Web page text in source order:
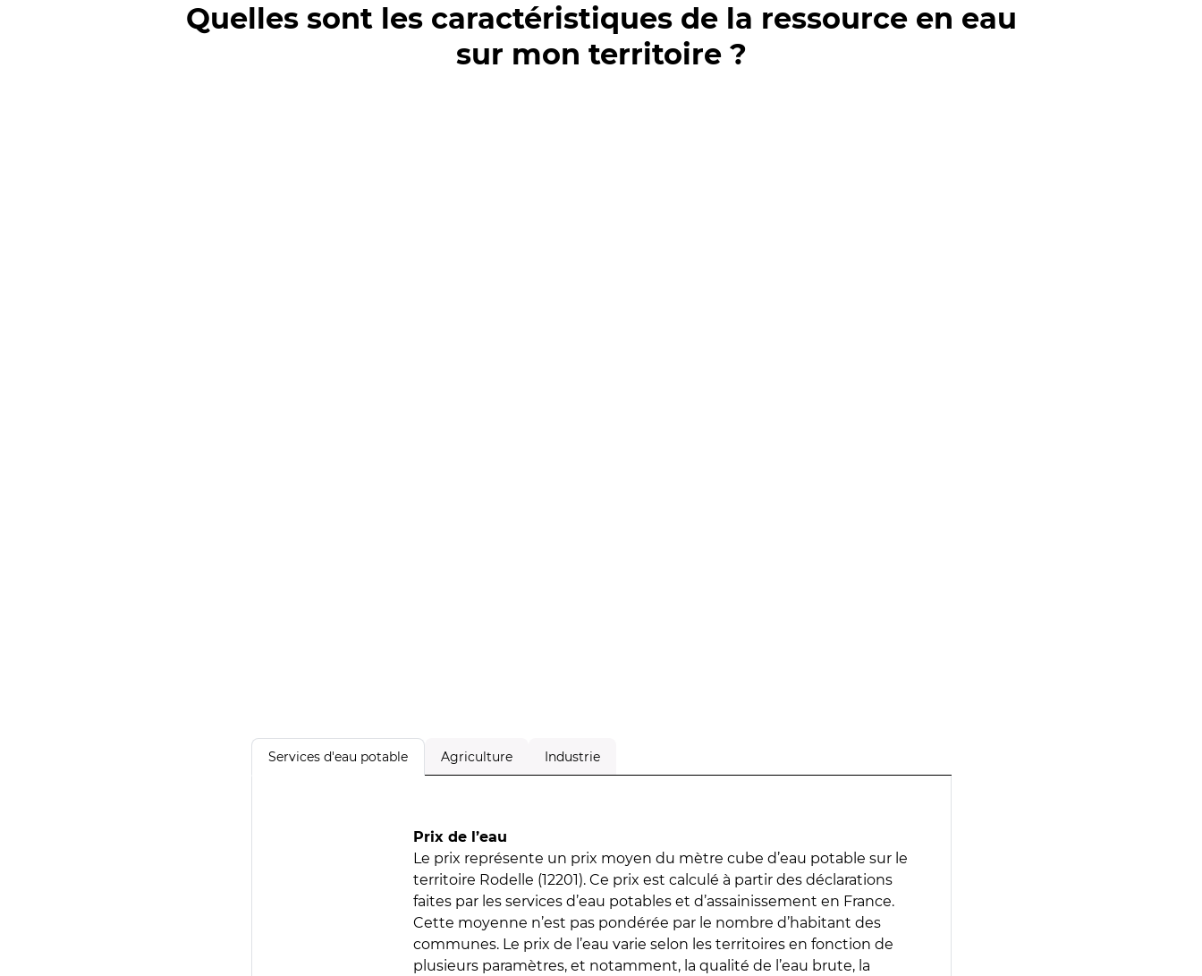
Quelles sont les caractéristiques de la ressource en eau
sur mon territoire ?
Services d'eau potable Agriculture Industrie
Prix de l’eau
Le prix représente un prix moyen du mètre cube d’eau potable sur le
territoire Rodelle (12201). Ce prix est calculé à partir des déclarations
faites par les services d’eau potables et d’assainissement en France.
Cette moyenne n’est pas pondérée par le nombre d’habitant des
communes. Le prix de l’eau varie selon les territoires en fonction de
plusieurs paramètres, et notamment, la qualité de l’eau brute, la